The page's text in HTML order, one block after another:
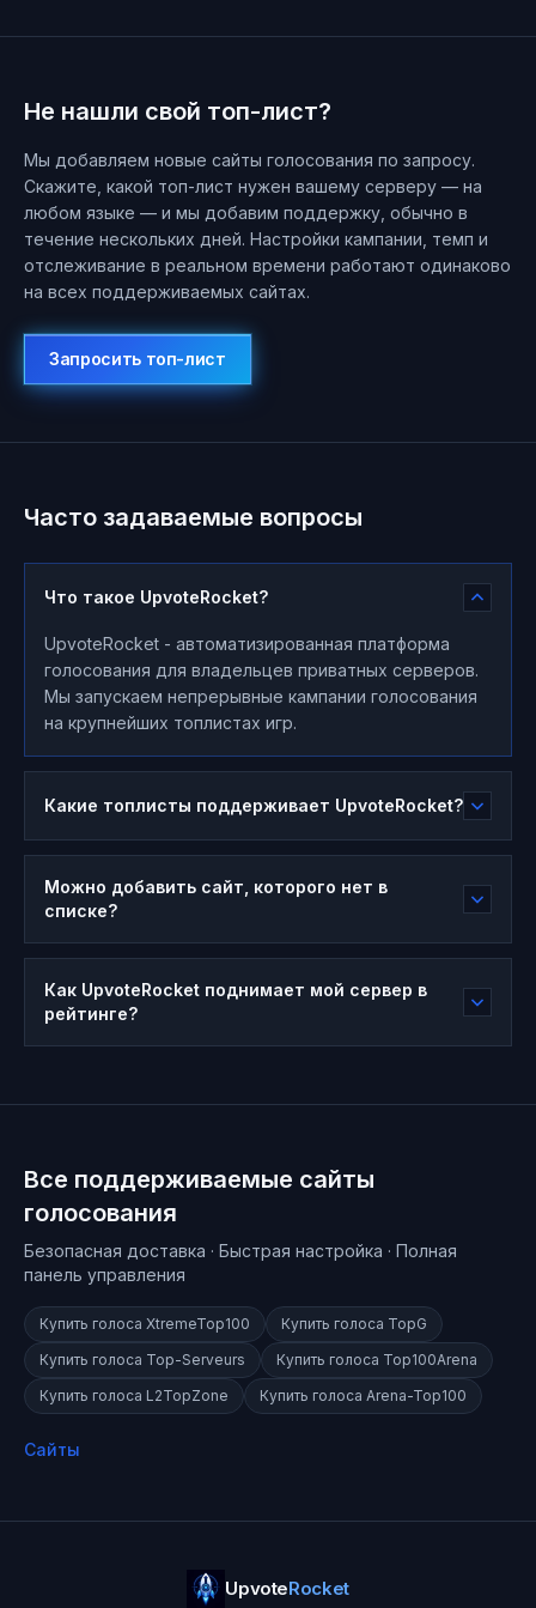
Не нашли свой топ-лист?
Мы добавляем новые сайты голосования по запросу.
Скажите, какой топ-лист нужен вашему серверу — на
любом языке — и мы добавим поддержку, обычно в
течение нескольких дней. Настройки кампании, темп и
отслеживание в реальном времени работают одинаково
на всех поддерживаемых сайтах.
Запросить топ-лист
Часто задаваемые вопросы
Что такое UpvoteRocket?
UpvoteRocket - автоматизированная платформа
голосования для владельцев приватных серверов.
Мы запускаем непрерывные кампании голосования
на крупнейших топлистах игр.
Какие топлисты поддерживает UpvoteRocket?
Можно добавить сайт, которого нет в
списке?
Как UpvoteRocket поднимает мой сервер в
рейтинге?
Все поддерживаемые сайты
голосования
Безопасная доставка · Быстрая настройка · Полная
панель управления
Купить голоса XtremeTop100 Купить голоса TopG
Купить голоса Top-Serveurs Купить голоса Top100Arena
Купить голоса L2TopZone Купить голоса Arena-Top100
Сайты
UpvoteRocket